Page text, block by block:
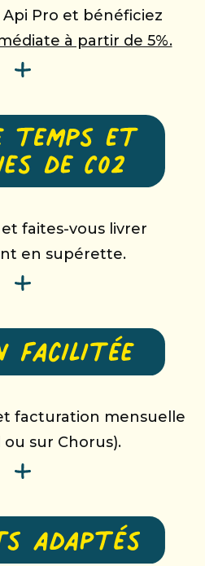
Pro et bénéficiez
à partir de 5%.
faites-vous livrer
en supérette.
facturation mensuelle
ou sur Chorus).